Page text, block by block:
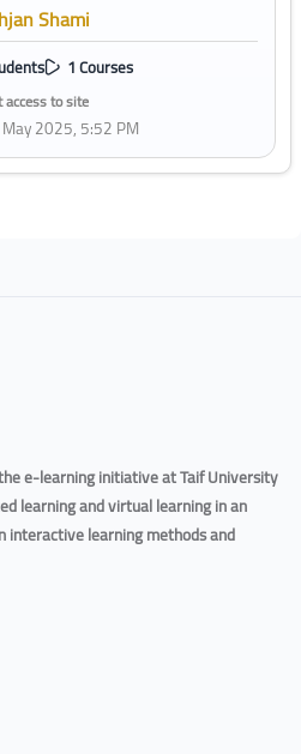
Shami
1 Courses
access to site
2025, 5:52 PM
e-learning initiative at Taif University
learning and virtual learning in an
interactive learning methods and